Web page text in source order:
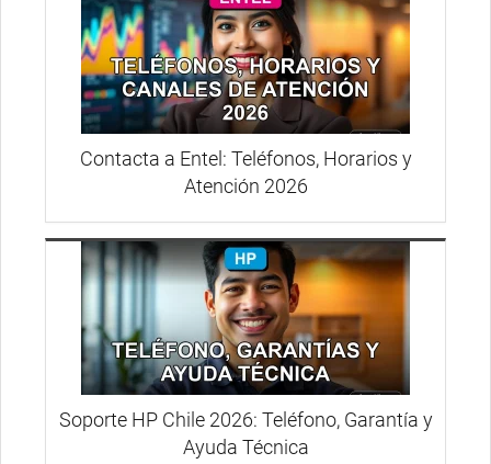
Contacta a Entel: Teléfonos, Horarios y
Atención 2026
Soporte HP Chile 2026: Teléfono, Garantía y
Ayuda Técnica